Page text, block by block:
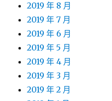
2019 年 8 月
2019 年 7 月
2019 年 6 月
2019 年 5 月
2019 年 4 月
2019 年 3 月
2019 年 2 月